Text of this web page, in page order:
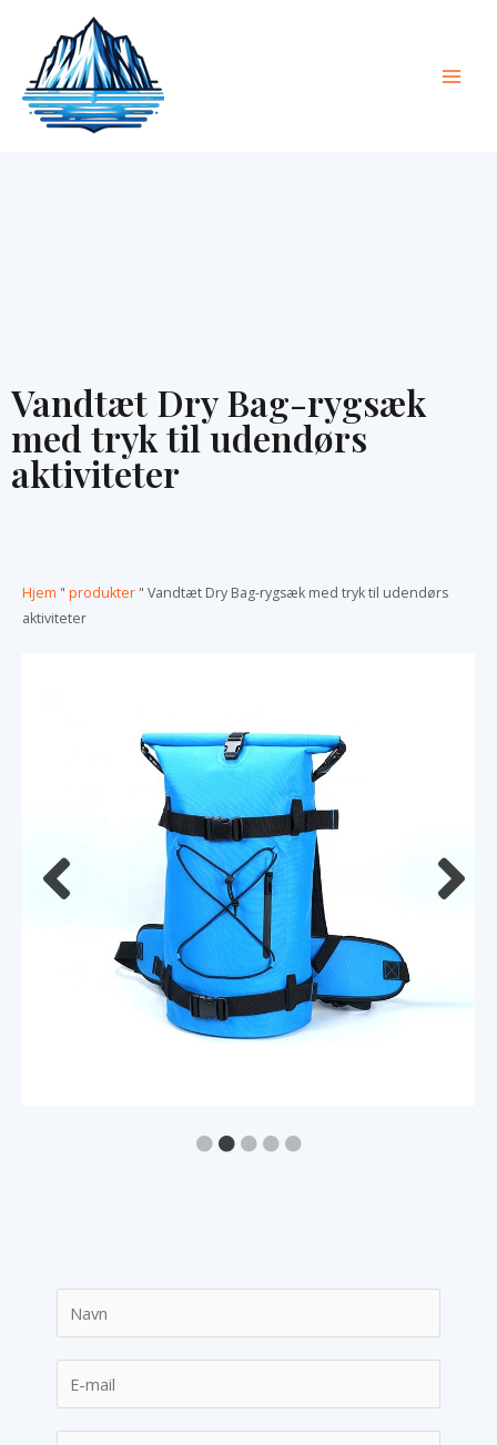
indhold
Vandtæt Dry Bag-rygsæk
med tryk til udendørs
aktiviteter
Hjem " produkter " Vandtæt Dry Bag-rygsæk med tryk til udendørs
aktiviteter